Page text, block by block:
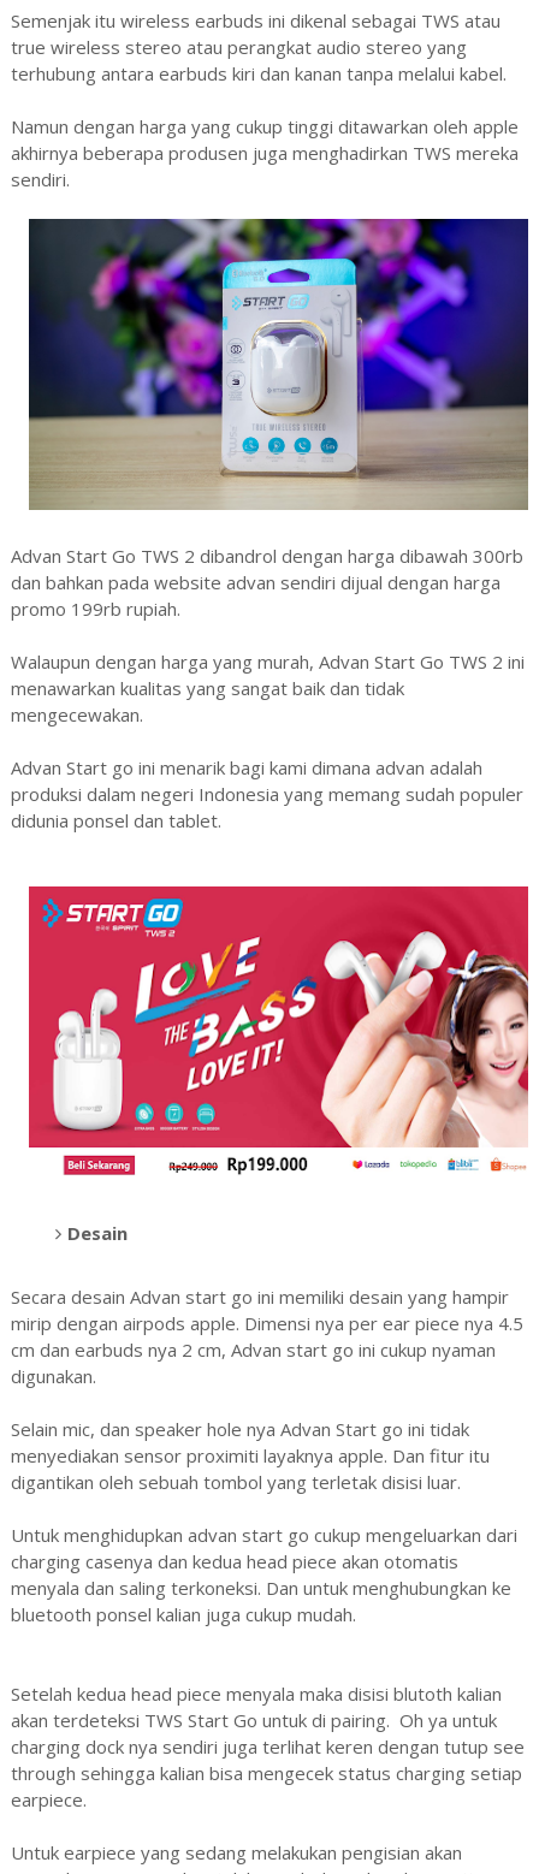
Semenjak itu wireless earbuds ini dikenal sebagai TWS atau
true wireless stereo atau perangkat audio stereo yang
terhubung antara earbuds kiri dan kanan tanpa melalui kabel.
Namun dengan harga yang cukup tinggi ditawarkan oleh apple
akhirnya beberapa produsen juga menghadirkan TWS mereka
sendiri.
Advan Start Go TWS 2 dibandrol dengan harga dibawah 300rb
dan bahkan pada website advan sendiri dijual dengan harga
promo 199rb rupiah.
Walaupun dengan harga yang murah, Advan Start Go TWS 2 ini
menawarkan kualitas yang sangat baik dan tidak
mengecewakan.
Advan Start go ini menarik bagi kami dimana advan adalah
produksi dalam negeri Indonesia yang memang sudah populer
didunia ponsel dan tablet.
Desain
Secara desain Advan start go ini memiliki desain yang hampir
mirip dengan airpods apple. Dimensi nya per ear piece nya 4.5
cm dan earbuds nya 2 cm, Advan start go ini cukup nyaman
digunakan.
Selain mic, dan speaker hole nya Advan Start go ini tidak
menyediakan sensor proximiti layaknya apple. Dan fitur itu
digantikan oleh sebuah tombol yang terletak disisi luar.
Untuk menghidupkan advan start go cukup mengeluarkan dari
charging casenya dan kedua head piece akan otomatis
menyala dan saling terkoneksi. Dan untuk menghubungkan ke
bluetooth ponsel kalian juga cukup mudah.
Setelah kedua head piece menyala maka disisi blutoth kalian
akan terdeteksi TWS Start Go untuk di pairing. Oh ya untuk
charging dock nya sendiri juga terlihat keren dengan tutup see
through sehingga kalian bisa mengecek status charging setiap
earpiece.
Untuk earpiece yang sedang melakukan pengisian akan